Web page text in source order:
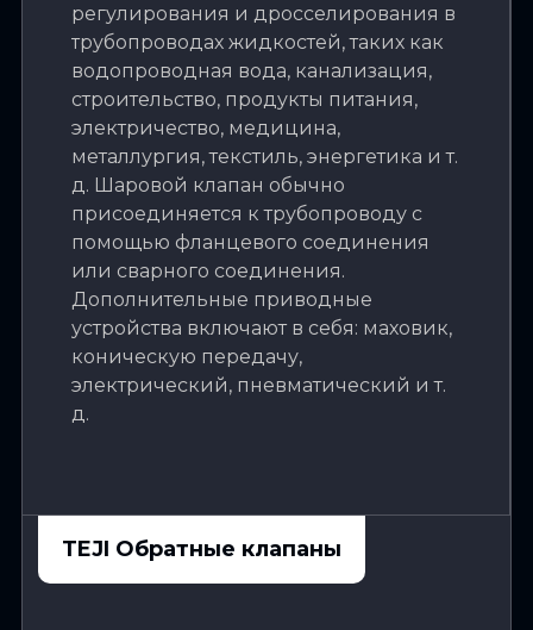
регулирования и дросселирования в
трубопроводах жидкостей, таких как
водопроводная вода, канализация,
строительство, продукты питания,
электричество, медицина,
металлургия, текстиль, энергетика и т.
д. Шаровой клапан обычно
присоединяется к трубопроводу с
помощью фланцевого соединения
или сварного соединения.
Дополнительные приводные
устройства включают в себя: маховик,
коническую передачу,
электрический, пневматический и т.
д.
TEJI Обратные клапаны